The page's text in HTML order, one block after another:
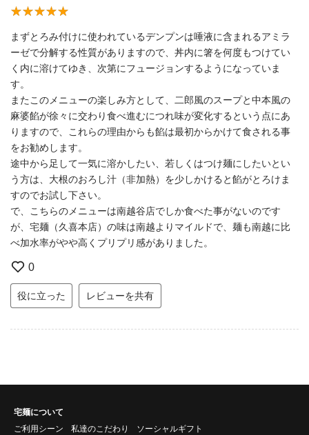
まずとろみ付けに使われているデンプンは唾液に含まれるアミラ
ーゼで分解する性質がありますので、丼内に箸を何度もつけてい
く内に溶けてゆき、次第にフュージョンするようになっていま
す。
またこのメニューの楽しみ方として、二郎風のスープと中本風の
麻婆餡が徐々に交わり食べ進むにつれ味が変化するという点にあ
りますので、これらの理由からも餡は最初からかけて食される事
をお勧めします。
途中から足して一気に溶かしたい、若しくはつけ麺にしたいとい
う方は、大根のおろし汁（非加熱）を少しかけると餡がとろけま
すのでお試し下さい。
で、こちらのメニューは南越谷店でしか食べた事がないのです
が、宅麺（久喜本店）の味は南越よりマイルドで、麺も南越に比
べ加水率がやや高くプリプリ感がありました。
0
役に立った レビューを共有
宅麺について
ご利用シーン
私達のこだわり ソーシャルギフト